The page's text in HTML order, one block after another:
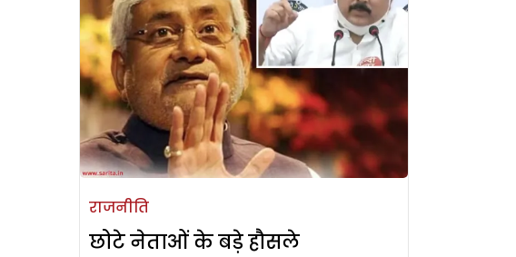
राजनीति
छोटे नेताओं के बड़े हौसले